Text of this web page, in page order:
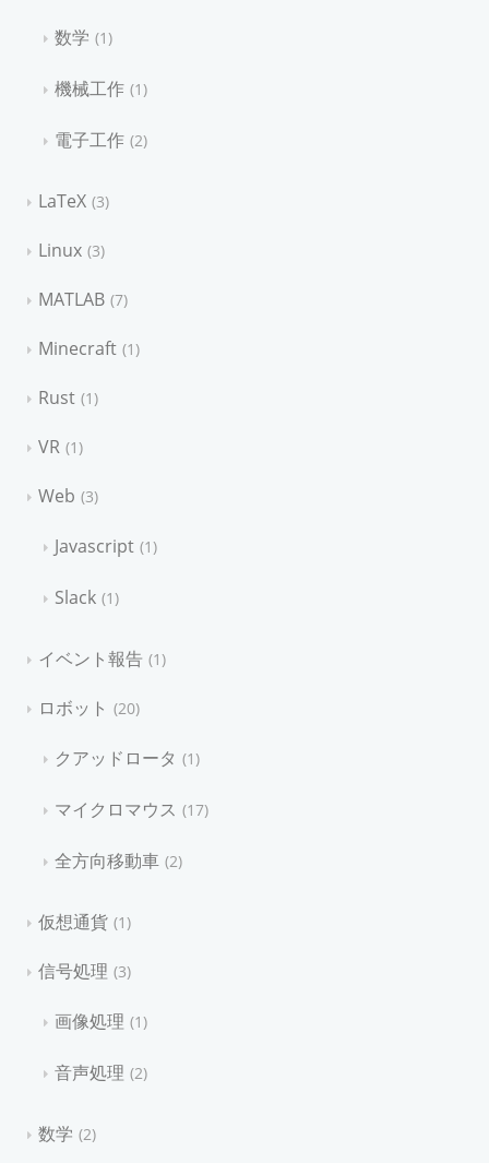
数学 1
機械工作 1
電子工作 2
LaTeX 3
Linux 3
MATLAB 7
Minecraft 1
Rust 1
VR 1
Web 3
Javascript 1
Slack 1
イベント報告 1
ロボット 20
クアッドロータ 1
マイクロマウス 17
全方向移動車 2
仮想通貨 1
信号処理 3
画像処理 1
音声処理 2
数学 2